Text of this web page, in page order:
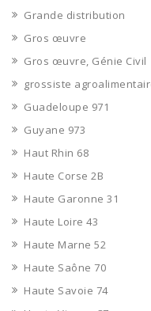
Grande distribution
Gros œuvre
Gros œuvre, Génie Civil
grossiste
Guadeloupe 971
Guyane 973
Haut Rhin 68
Haute Corse 2B
Haute Garonne 31
Haute Loire 43
Haute Marne 52
Haute Saône 70
Haute Savoie 74